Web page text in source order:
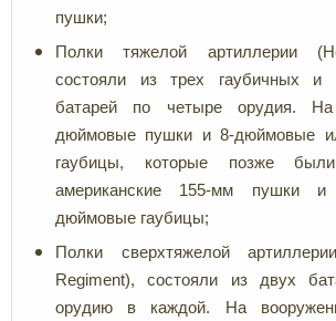
пушки;
Полки тяжелой артиллерии
состояли из трех гаубичных и
батарей по четыре орудия.
дюймовые пушки и 8-дюймовые
гаубицы, которые позже
американские 155-мм пушки и
дюймовые гаубицы;
Полки сверхтяжелой
Regiment), состояли из двух
орудию в каждой. На